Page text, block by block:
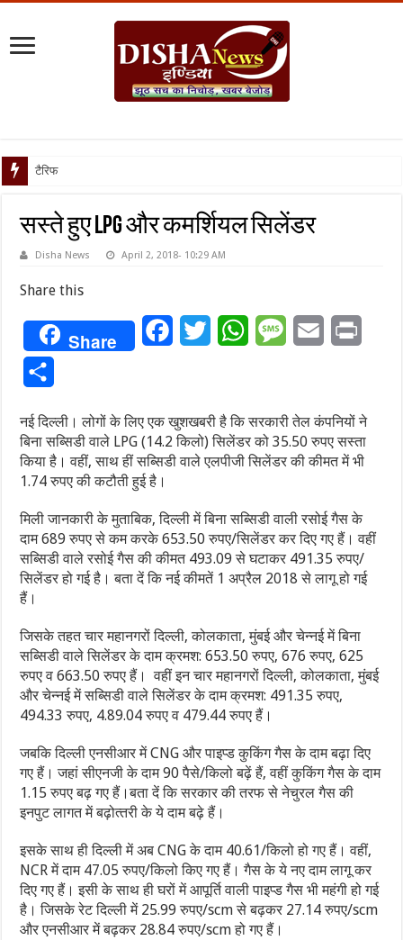
टैरिफ वॉर पर पिघली बर
सस्ते हुए LPG और कमर्शियल सिलेंडर
Disha News April 2, 2018- 10:29 AM
Share this
Share FacebookTwitterWhatsAppMessageEmail
नई दिल्ली। लोगों के लिए एक खुशखबरी है कि सरकारी तेल कंपनियों ने
बिना सब्सिडी वाले LPG (14.2 किलो) सिलेंडर को 35.50 रुपए सस्ता
किया है। वहीं, साथ हीं सब्सिडी वाले एलपीजी सिलेंडर की कीमत में भी
1.74 रुपए की कटौती हुई है।
मिली जानकारी के मुताबिक, दिल्ली में बिना सब्सिडी वाली रसोई गैस के
दाम 689 रुपए से कम करके 653.50 रुपए/सिलेंडर कर दिए गए हैं। वहीं
सब्सिडी वाले रसोई गैस की कीमत 493.09 से घटाकर 491.35 रुपए/
सिलेंडर हो गई है। बता दें कि नई कीमतें 1 अप्रैल 2018 से लागू हो गई
हैं।
जिसके तहत चार महानगरों दिल्ली, कोलकाता, मुंबई और चेन्नई में बिना
सब्सिडी वाले सिलेंडर के दाम क्रमश: 653.50 रुपए, 676 रुपए, 625
रुपए व 663.50 रुपए हैं। वहीं इन चार महानगरों दिल्ली, कोलकाता, मुंबई
और चेन्नई में सब्सिडी वाले सिलेंडर के दाम क्रमश: 491.35 रुपए,
494.33 रुपए, 4.89.04 रुपए व 479.44 रुपए हैं।
जबकि दिल्‍ली एनसीआर में CNG और पाइप्‍ड कुकिंग गैस के दाम बढ़ा दिए
गए हैं। जहां सीएनजी के दाम 90 पैसे/किलो बढ़ें हैं, वहीं कुकिंग गैस के दाम
1.15 रुपए बढ़ गए हैं।बता दें कि सरकार की तरफ से नेचुरल गैस की
इनपुट लागत में बढ़ोत्‍तरी के ये दाम बढ़े हैं।
इसके साथ ही दिल्‍ली में अब CNG के दाम 40.61/किलो हो गए हैं। वहीं,
NCR में दाम 47.05 रुपए/किलो किए गए हैं। गैस के ये नए दाम लागू कर
दिए गए हैं। इसी के साथ ही घरों में आपूर्ति वाली पाइप्‍ड गैस भी महंगी हो गई
है। जिसके रेट दिल्‍ली में 25.99 रुपए/scm से बढ़कर 27.14 रुपए/scm
और एनसीआर में बढ़कर 28.84 रुपए/scm हो गए हैं।